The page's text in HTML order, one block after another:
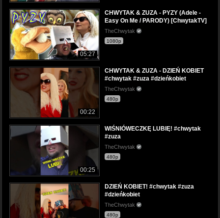
05:27
CHWYTAK & ZUZA - PYZY (Adele -
Easy On Me / PARODY) [ChwytakTV]
TheChwytak
1080p
00:22
CHWYTAK & ZUZA - DZIEŃ KOBIET
#chwytak #zuza #dzieńkobiet
TheChwytak
480p
00:25
WIŚNIÓWECZKĘ LUBIĘ! #chwytak
#zuza
TheChwytak
480p
DZIEŃ KOBIET! #chwytak #zuza
#dzieńkobiet
TheChwytak
480p